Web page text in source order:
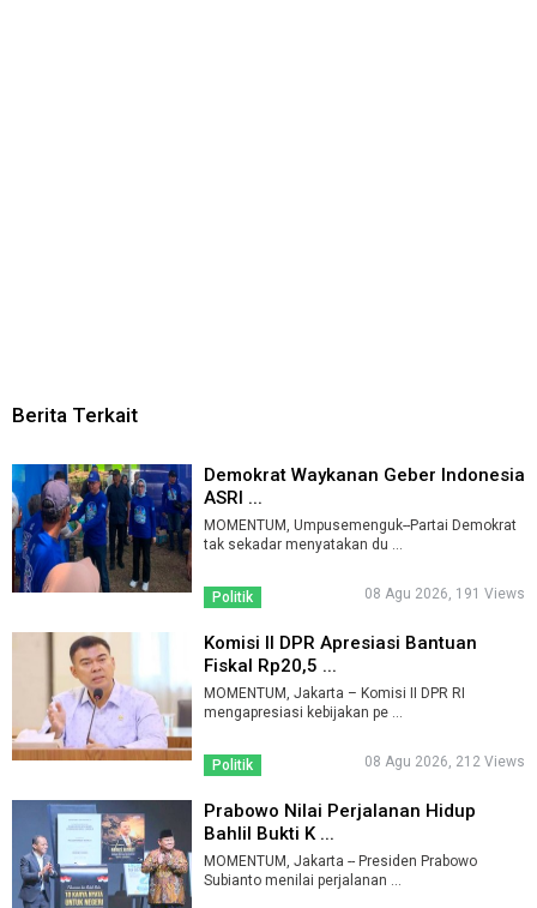
Berita Terkait
Demokrat Waykanan Geber Indonesia
ASRI ...
MOMENTUM, Umpusemenguk--Partai Demokrat
tak sekadar menyatakan du ...
Politik 08 Agu 2026, 191 Views
Komisi II DPR Apresiasi Bantuan
Fiskal Rp20,5 ...
MOMENTUM, Jakarta – Komisi II DPR RI
mengapresiasi kebijakan pe ...
Politik 08 Agu 2026, 212 Views
Prabowo Nilai Perjalanan Hidup
Bahlil Bukti K ...
MOMENTUM, Jakarta -- Presiden Prabowo
Subianto menilai perjalanan ...